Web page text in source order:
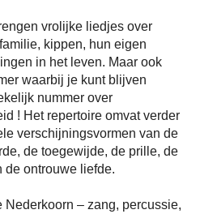
vrolijke liedjes over
kippen, hun eigen
in het leven. Maar ook
waarbij je kunt blijven
nummer over
! Het repertoire omvat verder
verschijningsvormen van de
de toegewijde, de prille, de
de ontrouwe liefde.
Nederkoorn – zang, percussie,